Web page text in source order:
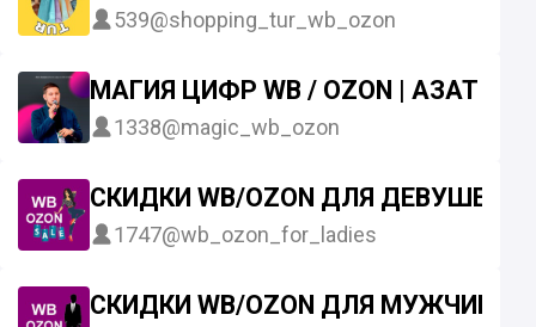
539@shopping_tur_wb_ozon
МАГИЯ ЦИФР WB / OZON | АЗАТ
1338@magic_wb_ozon
СКИДКИ WB/OZON ДЛЯ ДЕВУШЕК
1747@wb_ozon_for_ladies
СКИДКИ WB/OZON ДЛЯ МУЖЧИН